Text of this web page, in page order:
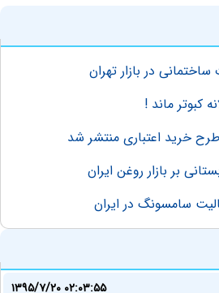
در بازار تهران
کبوتر ماند !
خرید اعتباری منتشر شد
بر بازار روغن ایران
سامسونگ در ایران
۱۳۹۵/۷/۲۰ ۰۲:۰۳:۵۵